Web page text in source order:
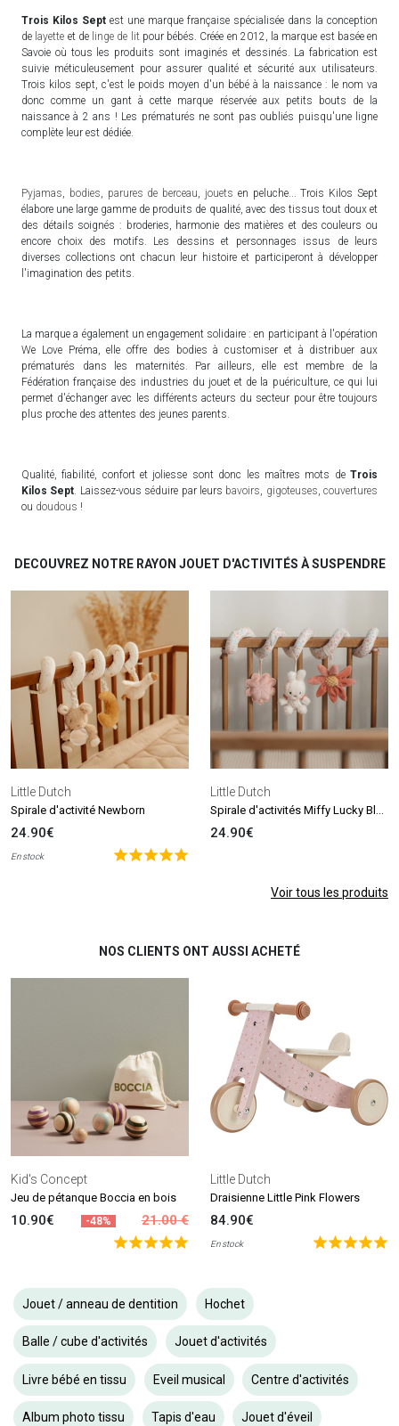
Trois Kilos Sept est une marque française spécialisée dans la conception
de layette et de linge de litpour bébés. Créée en 2012, la marque est basée en
Savoie où tous les produits sont imaginés et dessinés. La fabrication est
suivie méticuleusement pour assurer qualité et sécurité aux utilisateurs.
Trois kilos sept, c'est le poids moyen d'un bébé à la naissance : le nom va
donc comme un gant à cette marque réservée aux petits bouts de la
naissance à 2 ans ! Les prématurés ne sont pas oubliés puisqu'une ligne
complète leur est dédiée.
Pyjamas bodies parures de berceau jouets en peluche... Trois Kilos Sept
élabore une large gamme de produits de qualité, avec des tissus tout doux et
des détails soignés : broderies, harmonie des matières et des couleurs ou
encore choix des motifs. Les dessins et personnages issus de leurs
diverses collections ont chacun leur histoire et participeront à développer
l'imagination des petits.
La marque a également un engagement solidaire : en participant à l'opération
We Love Préma, elle offre des bodies à customiser et à distribuer aux
prématurés dans les maternités. Par ailleurs, elle est membre de la
Fédération française des industries du jouet et de la puériculture, ce qui lui
permet d'échanger avec les différents acteurs du secteur pour être toujours
plus proche des attentes des jeunes parents.
Qualité, fiabilité, confort et joliesse sont donc les maîtres mots de Trois
Kilos Sept . Laissez-vous séduire par leurs bavoirs gigoteuses couvertures
ou doudous !
DECOUVREZ NOTRE RAYON JOUET D'ACTIVITÉS À SUSPENDRE
Little Dutch
Spirale d'activité Newborn
24.90€
En stock
Little Dutch
24.90€
Voir tous les produits
NOS CLIENTS ONT AUSSI ACHETÉ
Kid's Concept
Jeu de pétanque Boccia en bois
10.90€ -48% 21.00 €
Little Dutch
Draisienne Little Pink Flowers
84.90€
En stock
Jouet / anneau de dentition Hochet
Balle / cube d'activités Jouet d'activités
Livre bébé en tissu Eveil musical Centre d'activités
Album photo tissu Tapis d'eau Jouet d'éveil